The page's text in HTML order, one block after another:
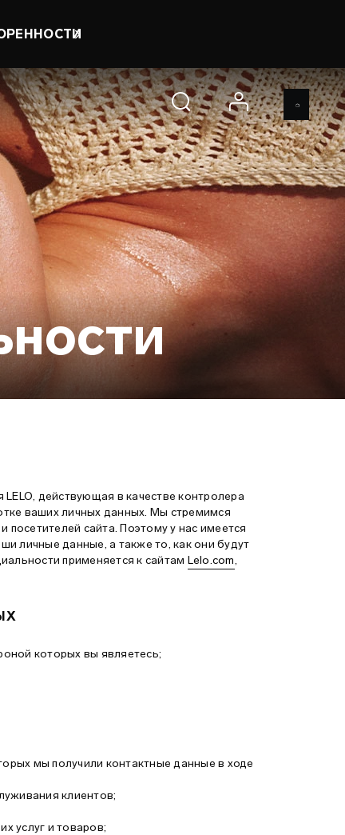
1 h 14 m 35 s
account
действующая в качестве контролера
ваших личных данных. Мы стремимся
сайта. Поэтому у нас имеется
личные данные, а также то, как они будут
применяется к сайтам Lelo.com,
которых вы являетесь;
мы получили контактные данные в ходе
клиентов;
услуг и товаров;